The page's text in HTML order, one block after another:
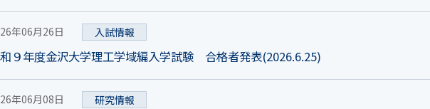
年06月26日 入試情報
９年度金沢大学理工学域編入学試験 合格者発表(2026.6.25)
年06月08日 研究情報